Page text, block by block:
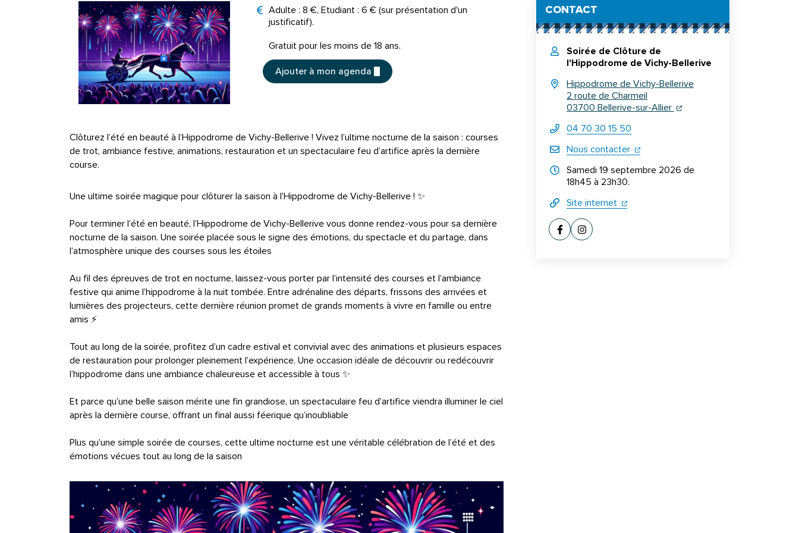
Tarifs
Adulte : 8 €, Etudiant : 6 € (sur présentation d'un
justificatif).
Gratuit pour les moins de 18 ans.
Ajouter à mon agenda
Clôturez l’été en beauté à l’Hippodrome de Vichy-Bellerive ! Vivez l’ultime nocturne de la saison : courses
de trot, ambiance festive, animations, restauration et un spectaculaire feu d’artifice après la dernière
course.
Une ultime soirée magique pour clôturer la saison à l’Hippodrome de Vichy-Bellerive ! ✨
Pour terminer l’été en beauté, l’Hippodrome de Vichy-Bellerive vous donne rendez-vous pour sa dernière
nocturne de la saison. Une soirée placée sous le signe des émotions, du spectacle et du partage, dans
l’atmosphère unique des courses sous les étoiles
Au fil des épreuves de trot en nocturne, laissez-vous porter par l’intensité des courses et l’ambiance
festive qui anime l’hippodrome à la nuit tombée. Entre adrénaline des départs, frissons des arrivées et
lumières des projecteurs, cette dernière réunion promet de grands moments à vivre en famille ou entre
amis ⚡
Tout au long de la soirée, profitez d’un cadre estival et convivial avec des animations et plusieurs espaces
de restauration pour prolonger pleinement l’expérience. Une occasion idéale de découvrir ou redécouvrir
l’hippodrome dans une ambiance chaleureuse et accessible à tous ✨
Et parce qu’une belle saison mérite une fin grandiose, un spectaculaire feu d’artifice viendra illuminer le ciel
après la dernière course, offrant un final aussi féerique qu’inoubliable
Plus qu’une simple soirée de courses, cette ultime nocturne est une véritable célébration de l’été et des
émotions vécues tout au long de la saison
CONTACT
Soirée de Clôture de
l'Hippodrome de Vichy-Bellerive
Hippodrome de Vichy-Bellerive
2 route de Charmeil
03700 Bellerive-sur-Allier (ouverture dans un nouvel
(ouverture dans un nouvel
04 70 30 15 50
Nous contacter
(ouverture dans un nouvel onglet)
Horraires d'ouverture
Samedi 19 septembre 2026 de
18h45 à 23h30.
Site internet (ouverture dans un nouvel onglet)
(ouverture dans un nouvel onglet)